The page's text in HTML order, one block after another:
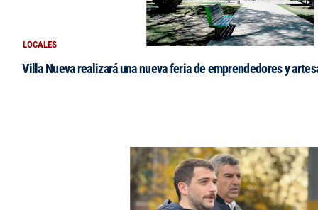
LOCALES
Villa Nueva realizará una nueva feria de emprendedores y